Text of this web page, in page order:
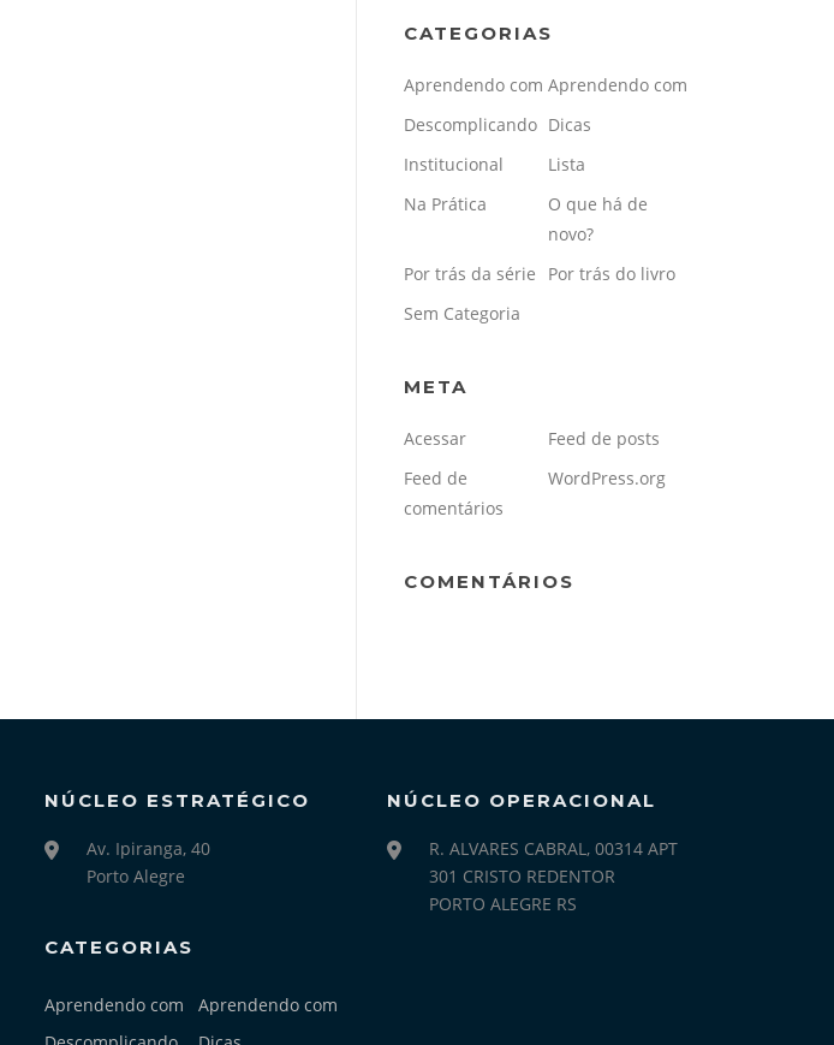
CATEGORIAS
Aprendendo com Aprendendo com
Descomplicando Dicas
Institucional
Lista
Na Prática
O que há de
novo?
Por trás da série
Por trás do livro
Sem Categoria
META
Acessar
Feed de posts
Feed de
comentários
WordPress.org
COMENTÁRIOS
NÚCLEO ESTRATÉGICO
Av. Ipiranga, 40
Porto Alegre
CATEGORIAS
Aprendendo com
Aprendendo com
NÚCLEO OPERACIONAL
R. ALVARES CABRAL, 00314 APT
301 CRISTO REDENTOR
PORTO ALEGRE RS